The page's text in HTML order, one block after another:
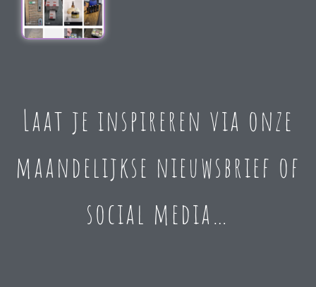
Laat je inspireren via onze
maandelijkse nieuwsbrief of
social media…